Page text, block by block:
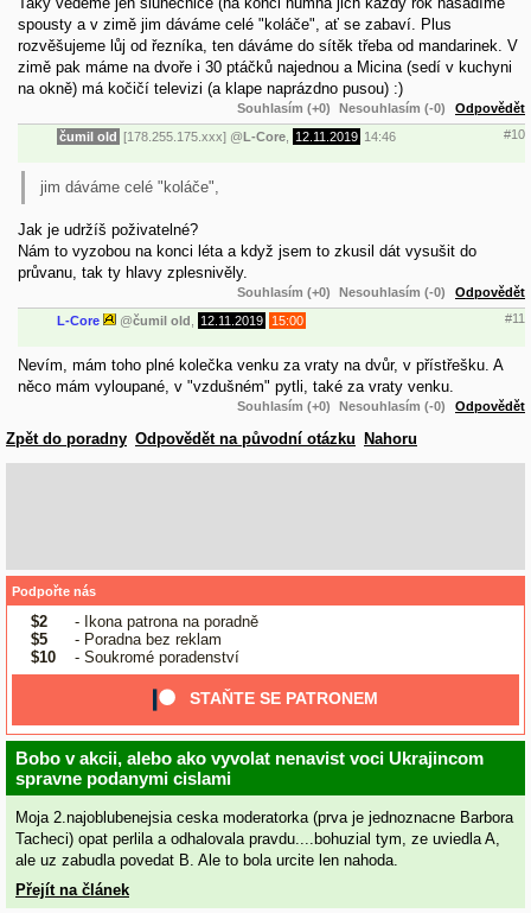
spousty a v zimě jim dáváme celé "koláče", ať se zabaví. Plus
rozvěšujeme lůj od řezníka, ten dáváme do sítěk třeba od mandarinek. V
zimě pak máme na dvoře i 30 ptáčků najednou a Micina (sedí v kuchyni
na okně) má kočičí televizi (a klape naprázdno pusou) :)
Souhlasím (+0) Nesouhlasím (-0) Odpovědět
čumil old [178.255.175.xxx] @L-Core 12.11.2019 14:46 #10
jim dáváme celé "koláče",
Jak je udržíš poživatelné?
Nám to vyzobou na konci léta a když jsem to zkusil dát vysušit do
průvanu, tak ty hlavy zplesnivěly.
Souhlasím (+0) Nesouhlasím (-0) Odpovědět
L-Core @čumil old 12.11.2019 15:00 #11
Nevím, mám toho plné kolečka venku za vraty na dvůr, v přístřešku. A
něco mám vyloupané, v "vzdušném" pytli, také za vraty venku.
Souhlasím (+0) Nesouhlasím (-0) Odpovědět
Zpět do poradny Odpovědět na původní otázku Nahoru
Podpořte nás
$2
- Ikona patrona na poradně
$5
- Poradna bez reklam
$10
- Soukromé poradenství
STAŇTE SE PATRONEM
Bobo v akcii, alebo ako vyvolat nenavist voci Ukrajincom
spravne podanymi cislami
Moja 2.najoblubenejsia ceska moderatorka (prva je jednoznacne Barbora
Tacheci) opat perlila a odhalovala pravdu....bohuzial tym, ze uviedla A,
ale uz zabudla povedat B. Ale to bola urcite len nahoda.
Přejít na článek